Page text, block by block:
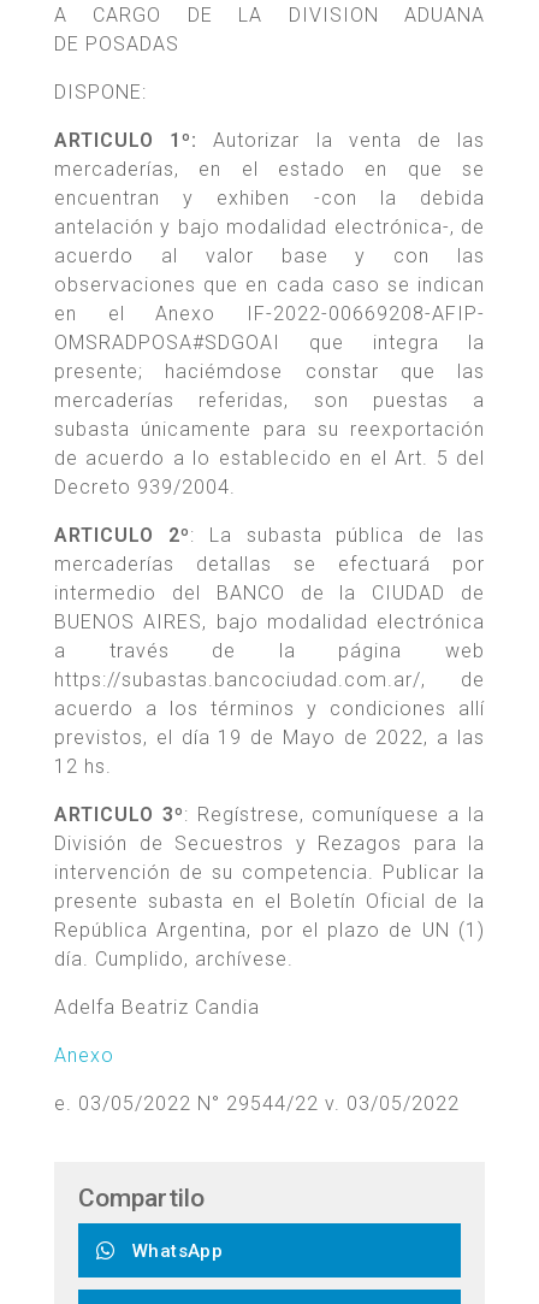
A CARGO DE LA DIVISION ADUANA
DE POSADAS
DISPONE:
ARTICULO 1º:
Autorizar la venta de las
mercaderías, en el estado en que se
encuentran y exhiben -con la debida
antelación y bajo modalidad electrónica-, de
acuerdo al valor base y con las
observaciones que en cada caso se indican
en el Anexo IF-2022-00669208-AFIP-
OMSRADPOSA#SDGOAI que integra la
presente; haciémdose constar que las
mercaderías referidas, son puestas a
subasta únicamente para su reexportación
de acuerdo a lo establecido en el Art. 5 del
Decreto 939/2004.
ARTICULO 2º: La subasta pública de las
mercaderías detallas se efectuará por
intermedio del BANCO de la CIUDAD de
BUENOS AIRES, bajo modalidad electrónica
a través de la página web
https://subastas.bancociudad.com.ar/, de
acuerdo a los términos y condiciones allí
previstos, el día 19 de Mayo de 2022, a las
12 hs.
ARTICULO 3º: Regístrese, comuníquese a la
División de Secuestros y Rezagos para la
intervención de su competencia. Publicar la
presente subasta en el Boletín Oficial de la
República Argentina, por el plazo de UN (1)
día. Cumplido, archívese.
Adelfa Beatriz Candia
Anexo
e. 03/05/2022 N° 29544/22 v. 03/05/2022
Compartilo
WhatsApp